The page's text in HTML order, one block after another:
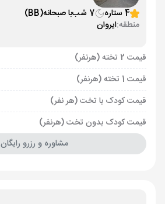
4 ستاره
7 شب با صبحانه(BB)
منطقه:ایروان
قیمت 2 تخته (هرنفر)
قیمت 1 تخته (هرنفر)
قیمت کودک با تخت (هر نفر)
قیمت کودک بدون تخت (هرنفر)
مشاوره و رزرو رایگان